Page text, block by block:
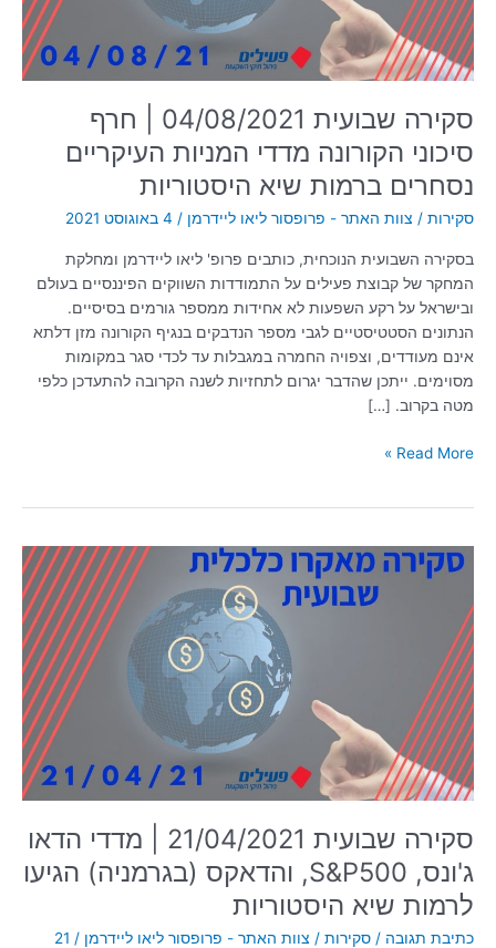
סקירה שבועית 04/08/2021 | חרף
סיכוני הקורונה מדדי המניות העיקריים
נסחרים ברמות שיא היסטוריות
סקירות / צוות האתר - פרופסור ליאו ליידרמן / 4 באוגוסט 2021
בסקירה השבועית הנוכחית, כותבים פרופ' ליאו ליידרמן ומחלקת
המחקר של קבוצת פעילים על התמודדות השווקים הפיננסיים בעולם
ובישראל על רקע השפעות לא אחידות ממספר גורמים בסיסיים.
הנתונים הסטטיסטיים לגבי מספר הנדבקים בנגיף הקורונה מזן דלתא
אינם מעודדים, וצפויה החמרה במגבלות עד לכדי סגר במקומות
מסוימים. ייתכן שהדבר יגרום לתחזיות לשנה הקרובה להתעדכן כלפי
מטה בקרוב. […]
מדדי
המניות
העיקריים
נסחרים
שיא
היסטוריות
Read More »
סקירה שבועית 21/04/2021 | מדדי הדאו
ג'ונס, S&P500, והדאקס (בגרמניה) הגיעו
לרמות שיא היסטוריות
כתיבת תגובה / סקירות / צוות האתר - פרופסור ליאו ליידרמן /
21
סקירה
שבועית
21/04/2021
|
מדדי
הדאו
ג'ונס,
S&P500,
והדאקס
(בגרמניה)
הגיעו
שיא
היסטוריות